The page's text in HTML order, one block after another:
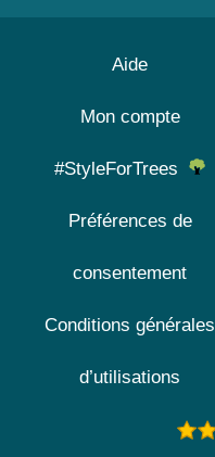
Aide
Mon compte
#StyleForTrees
Préférences de
consentement
Conditions générales
d’utilisations